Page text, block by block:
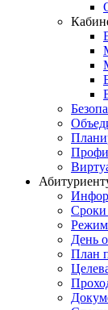
Сроки
Режим
День
План